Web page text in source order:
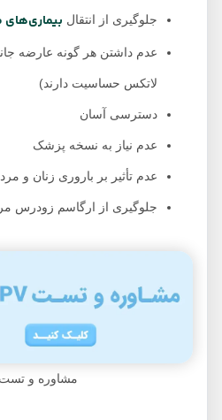
جلوگیری از انتقالبیماری‌های
عدم داشتن هر گونه عارضه جانبی (
لاتکس حساسیت دارند)
دسترسی آسان
عدم نیاز به نسخه پزشک
عدم تأثیر بر باروری زنان و مردان در
جلوگیری از ارگاسم زودرس مردان
مشاوره و تست HPV